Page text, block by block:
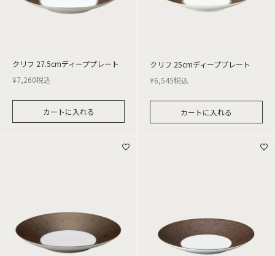
クリフ 27.5cmディーププレート
¥7,260税込
カートに入れる
クリフ 25cmディーププレート
¥6,545税込
カートに入れる